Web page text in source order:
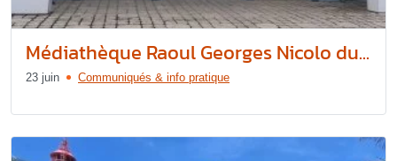
Médiathèque Raoul Georges Nicolo du...
23 juin Communiqués & info pratique